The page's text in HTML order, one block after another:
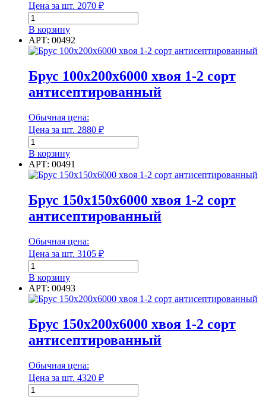
Диаметр наружный
Диаметр внутренний
Диаметр внутренний
Длина
Единица измерения
Форма
Форма
Группа горючести
Цена за шт. 2070 ₽
Количество
товара
Брус
100х150х6000
хвоя
1-
2
сорт
антисептированный
В корзину
АРТ: 00492
Брус 100х200х6000 хвоя 1-2 сорт
антисептированный
Обычная цена:
Цена за шт. 2880 ₽
Количество
товара
Брус
100х200х6000
хвоя
1-
2
сорт
антисептированный
В корзину
АРТ: 00491
Брус 150х150х6000 хвоя 1-2 сорт
антисептированный
Обычная цена:
Цена за шт. 3105 ₽
Количество
товара
Брус
150х150х6000
хвоя
1-
2
сорт
антисептированный
В корзину
АРТ: 00493
Брус 150х200х6000 хвоя 1-2 сорт
антисептированный
Обычная цена:
Цена за шт. 4320 ₽
Количество